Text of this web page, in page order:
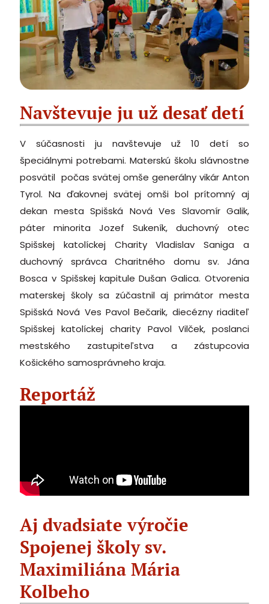
Navštevuje ju už desať detí
V súčasnosti ju navštevuje už 10 detí so
špeciálnymi potrebami. Materskú školu slávnostne
posvätil počas svätej omše generálny vikár Anton
Tyrol. Na ďakovnej svätej omši bol prítomný aj
dekan mesta Spišská Nová Ves Slavomír Galik,
páter minorita Jozef Sukeník, duchovný otec
Spišskej katolíckej Charity Vladislav Saniga a
duchovný správca Charitného domu sv. Jána
Bosca v Spišskej kapitule Dušan Galica. Otvorenia
materskej školy sa zúčastnil aj primátor mesta
Spišská Nová Ves Pavol Bečarik, diecézny riaditeľ
Spišskej katolíckej charity Pavol Vilček, poslanci
mestského zastupiteľstva a zástupcovia
Košického samosprávneho kraja.
Reportáž
Aj dvadsiate výročie
Spojenej školy sv.
Maximiliána Mária
Kolbeho